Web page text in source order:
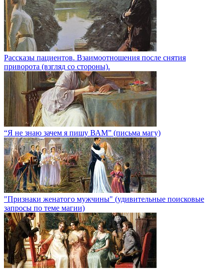
Рассказы пациентов. Взаимоотношения после снятия
приворота (взгляд со стороны).
“Я не знаю зачем я пишу ВАМ” (письма магу)
"Признаки женатого мужчины" (удивительные поисковые
запросы по теме магии)